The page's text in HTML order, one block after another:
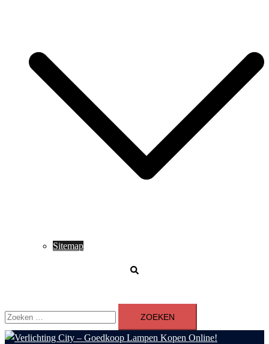
Sitemap
Zoeken
naar: